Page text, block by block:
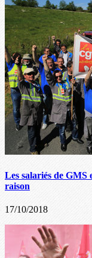
Les salariés de
raison
17/10/2018